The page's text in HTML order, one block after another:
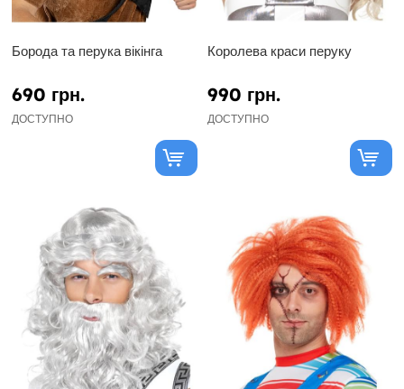
Борода та перука вікінга
690 грн.
ДОСТУПНО
Королева краси перуку
990 грн.
ДОСТУПНО